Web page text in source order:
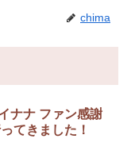
chima
ナナ ファン感謝
てきました！